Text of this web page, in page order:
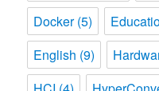
Docker(5)
English (9)